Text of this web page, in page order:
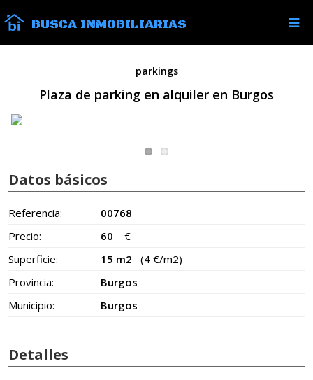
BUSCA INMOBILIARIAS
parkings
Plaza de parking en alquiler en Burgos
Datos básicos
Referencia:
00768
Precio:
60
€
Superficie:
15 m2
(4 €/m2)
Provincia:
Burgos
Municipio:
Burgos
Detalles